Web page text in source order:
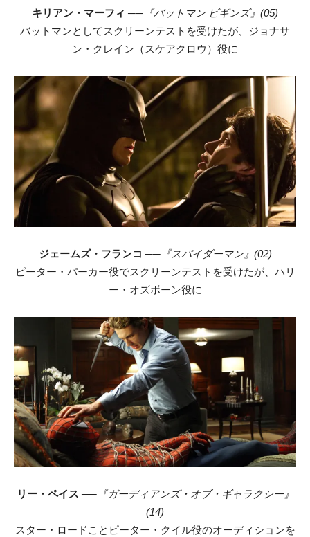
キリアン・マーフィ ── 『バットマン ビギンズ』(05)
バットマンとしてスクリーンテストを受けたが、ジョナサ
ン・クレイン（スケアクロウ）役に
ジェームズ・フランコ ──『スパイダーマン』(02)
ピーター・パーカー役でスクリーンテストを受けたが、ハリ
ー・オズボーン役に
リー・ペイス ──『ガーディアンズ・オブ・ギャラクシー』
(14)
スター・ロードことピーター・クイル役のオーディションを